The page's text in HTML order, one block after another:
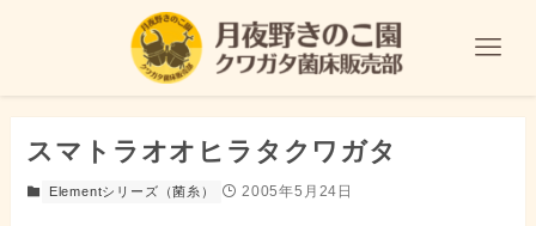
スマトラオオヒラタクワガタ
Elementシリーズ（菌糸） 2005年5月24日